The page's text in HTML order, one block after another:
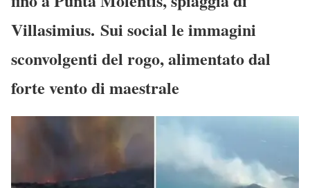
Villasimius. Sui social le immagini
sconvolgenti del rogo, alimentato dal
forte vento di maestrale